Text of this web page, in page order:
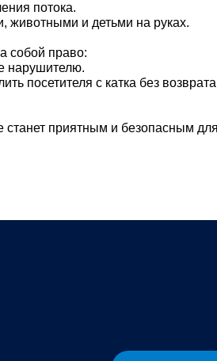
потока.
животными и детьми на руках.
собой право:
нарушителю.
посетителя с катка без
приятным и безопасным